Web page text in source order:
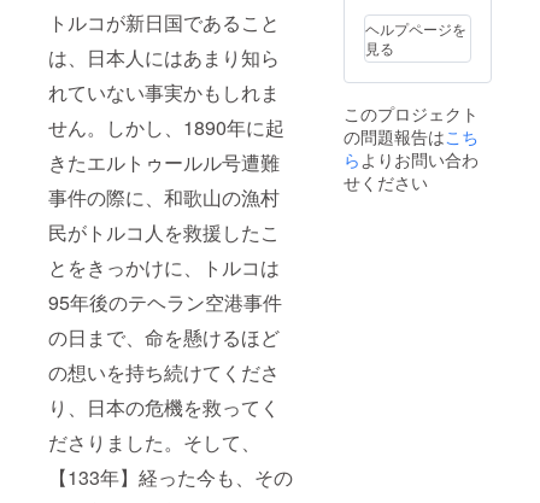
トルコが新日国であること
は、日本人にはあまり知ら
れていない事実かもしれま
せん。しかし、1890年に起
きたエルトゥールル号遭難
事件の際に、和歌山の漁村
民がトルコ人を救援したこ
とをきっかけに、トルコは
95年後のテヘラン空港事件
の日まで、命を懸けるほど
の想いを持ち続けてくださ
り、日本の危機を救ってく
ださりました。そして、
【133年】経った今も、その
れるお名前をご
記入ください。
ヘルプページを
見る
このプロジェクト
の問題報告はこち
らよりお問い合わ
せください